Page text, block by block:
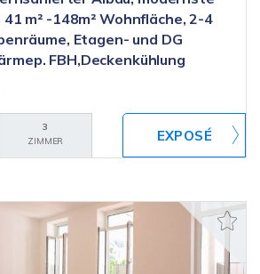
m² -148m² Wohnfläche, 2-4
Etagen- und DG
FBH,Deckenkühlung
3
ZIMMER